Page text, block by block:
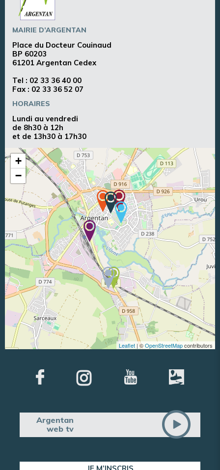
MAIRIE D’ARGENTAN
Place du Docteur Couinaud
BP 60203
61201 Argentan Cedex
Tel : 02 33 36 40 00
Fax : 02 33 36 52 07
HORAIRES
Lundi au vendredi
de 8h30 à 12h
et de 13h30 à 17h30
+
−
Leaflet | ©OpenStreetMapcontributors
Argentan
web tv